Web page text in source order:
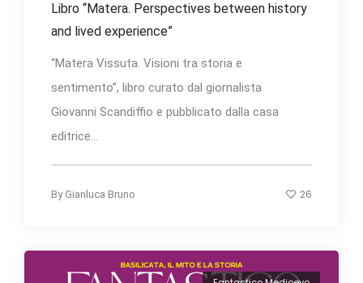
Libro “Matera. Perspectives between history
and lived experience”
“Matera Vissuta. Visioni tra storia e
sentimento”, libro curato dal giornalista
Giovanni Scandiffio e pubblicato dalla casa
editrice...
By Gianluca Bruno 26